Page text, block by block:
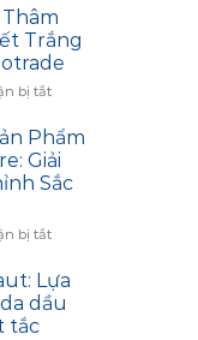
Free
Fans
Guide:
Privacy,
Discreet
&
Mobile
Access
Thâm
Trắng
bị tắtở
Sóc
Da
Thâm
Sạm
Bí
Trắng
Sáng
Cùng
Phẩm
Giải
Sắc
bị tắtở
Dụng
Sản
Phẩm
Lựa
dầu
tắc